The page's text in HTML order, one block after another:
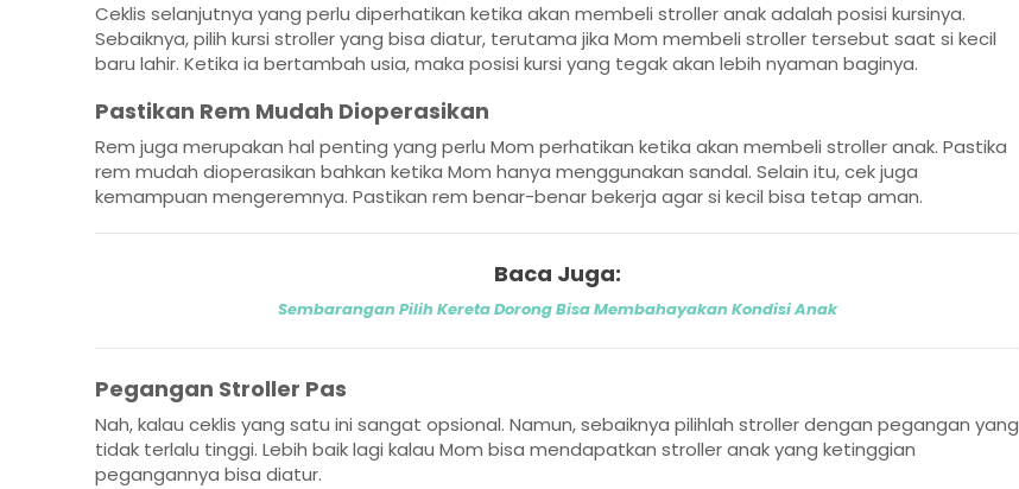
Ceklis selanjutnya yang perlu diperhatikan ketika akan membeli stroller anak adalah posisi kursinya.
Sebaiknya, pilih kursi stroller yang bisa diatur, terutama jika Mom membeli stroller tersebut saat si kecil
baru lahir. Ketika ia bertambah usia, maka posisi kursi yang tegak akan lebih nyaman baginya.
Pastikan Rem Mudah Dioperasikan
Rem juga merupakan hal penting yang perlu Mom perhatikan ketika akan membeli stroller anak. Pastika
rem mudah dioperasikan bahkan ketika Mom hanya menggunakan sandal. Selain itu, cek juga
kemampuan mengeremnya. Pastikan rem benar-benar bekerja agar si kecil bisa tetap aman.
Baca Juga:
Sembarangan Pilih Kereta Dorong Bisa Membahayakan Kondisi Anak
Pegangan Stroller Pas
Nah, kalau ceklis yang satu ini sangat opsional. Namun, sebaiknya pilihlah stroller dengan pegangan yang
tidak terlalu tinggi. Lebih baik lagi kalau Mom bisa mendapatkan stroller anak yang ketinggian
pegangannya bisa diatur.